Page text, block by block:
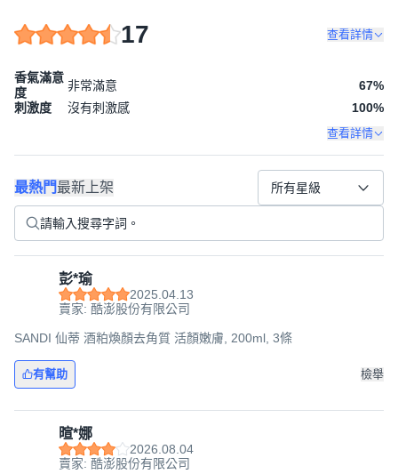
17 查看詳情
香氣滿意
度
非常滿意 67%
刺激度
沒有刺激感 100%
查看詳情
最熱門最新上架 所有星級
彭*瑜
2025.04.13
賣家: 酷澎股份有限公司
SANDI 仙蒂 酒粕煥顏去角質 活顏嫩膚, 200ml, 3條
有幫助 檢舉
暄*娜
2026.08.04
賣家: 酷澎股份有限公司